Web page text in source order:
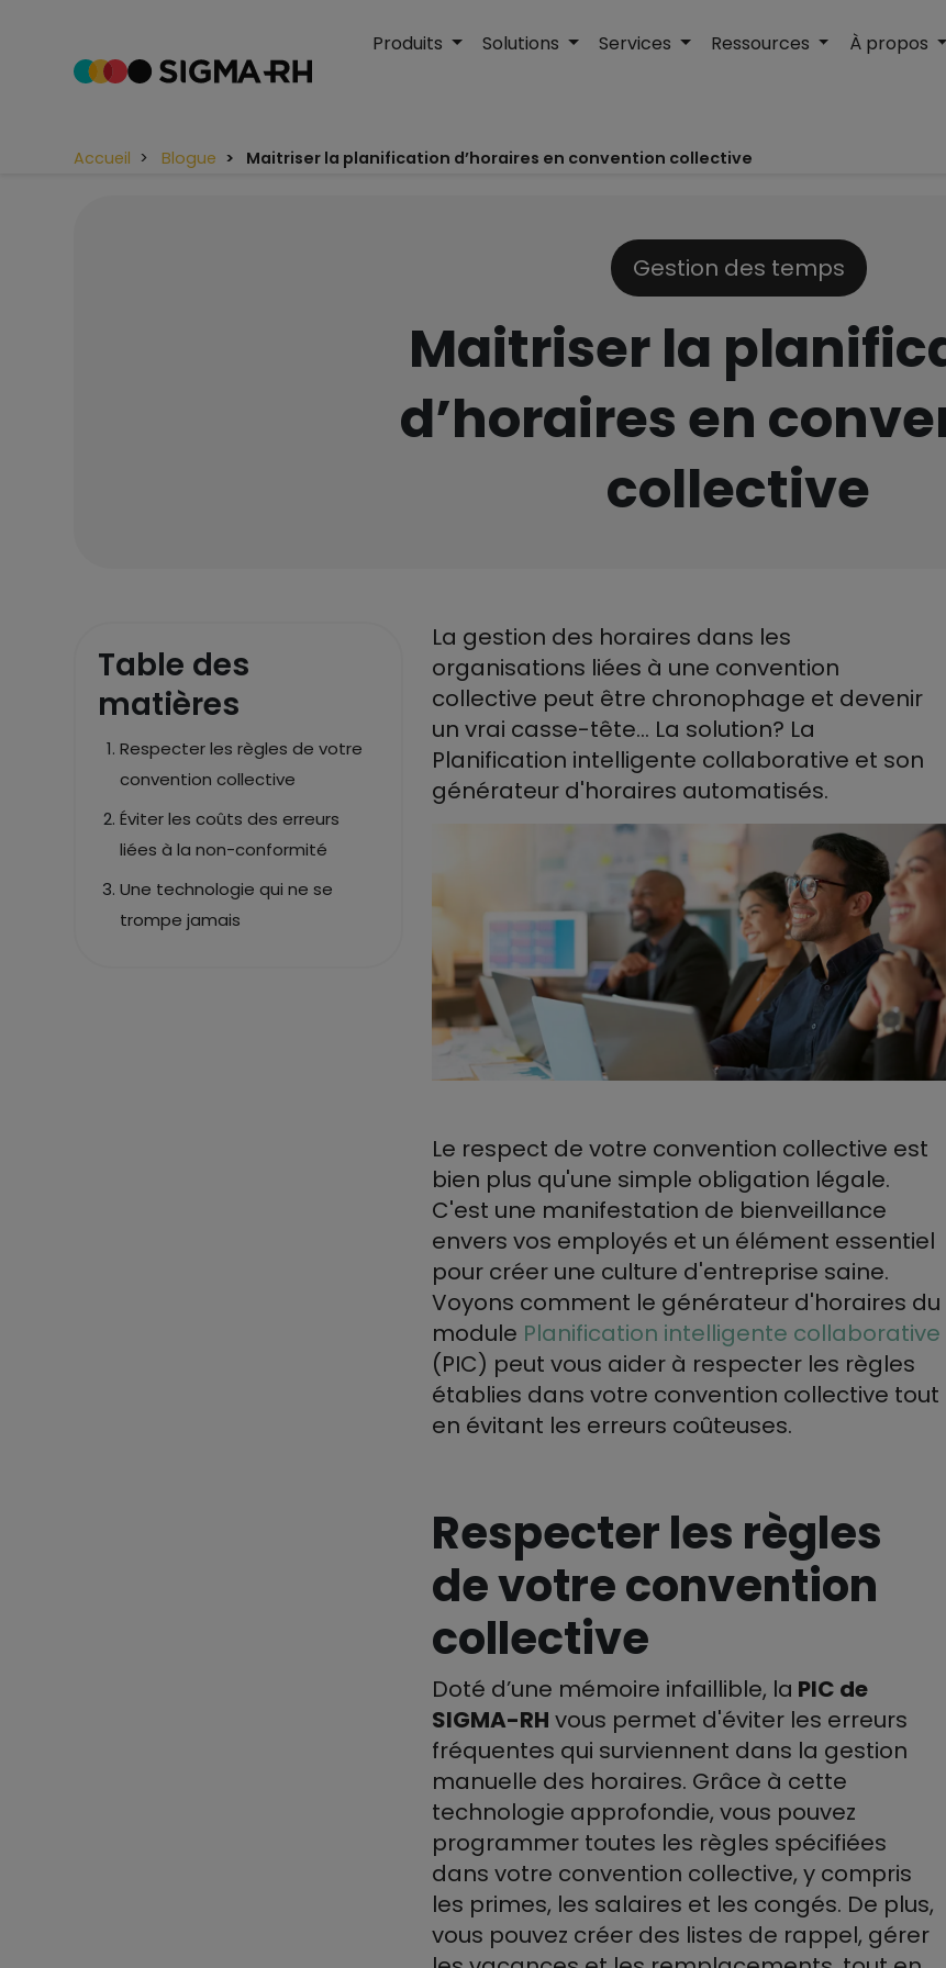
Produits Solutions Services Ressources À propos
Accueil Blogue Maitriser la planification d’horaires en convention collective
Gestion des temps
Maitriser la
d’horaires en
collective
Table des
matières
Respecter les règles de votre
convention collective
Éviter les coûts des erreurs
liées à la non-conformité
Une technologie qui ne se
trompe jamais
La gestion des horaires dans les
organisations liées à une convention
collective peut être chronophage et devenir
un vrai casse-tête… La solution? La
Planification intelligente collaborative et son
générateur d'horaires automatisés.
Le respect de votre convention collective est
bien plus qu'une simple obligation légale.
C'est une manifestation de bienveillance
envers vos employés et un élément essentiel
pour créer une culture d'entreprise saine.
Voyons comment le générateur d'horaires du
module Planification intelligente collaborative
(PIC) peut vous aider à respecter les règles
établies dans votre convention collective tout
en évitant les erreurs coûteuses.
Respecter les règles
de votre convention
collective
Doté d’une mémoire infaillible, la PIC de
SIGMA-RH vous permet d'éviter les erreurs
fréquentes qui surviennent dans la gestion
manuelle des horaires. Grâce à cette
technologie approfondie, vous pouvez
programmer toutes les règles spécifiées
dans votre convention collective, y compris
les primes, les salaires et les congés. De plus,
vous pouvez créer des listes de rappel, gérer